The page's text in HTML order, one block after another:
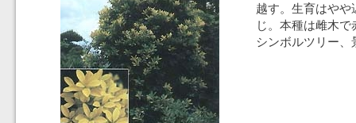
越す。生育はやや
じ。本種は雌木
シンボルツリー、